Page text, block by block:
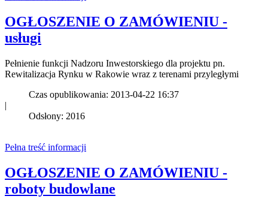
OGŁOSZENIE O ZAMÓWIENIU -
usługi
Pełnienie funkcji Nadzoru Inwestorskiego dla projektu pn.
Rewitalizacja Rynku w Rakowie wraz z terenami przyległymi
Czas opublikowania: 2013-04-22 16:37
|
Odsłony: 2016
Pełna treść informacji
OGŁOSZENIE O ZAMÓWIENIU -
roboty budowlane